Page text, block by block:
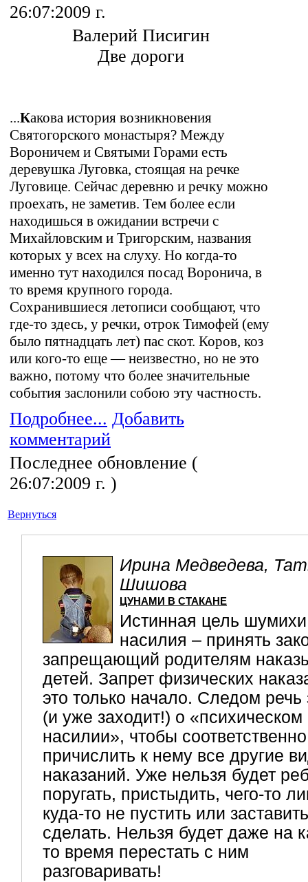
26:07:2009 г.
Валерий Писигин
Две дороги
...Какова история возникновения
Святогорского монастыря? Между
Вороничем и Святыми Горами есть
деревушка Луговка, стоящая на речке
Луговице. Сейчас деревню и речку можно
проехать, не заметив. Тем более если
находишься в ожидании встречи с
Михайловским и Тригорским, названия
которых у всех на слуху. Но когда-то
именно тут находился посад Воронича, в
то время крупного города.
Сохранившиеся летописи сообщают, что
где-то здесь, у речки, отрок Тимофей (ему
было пятнадцать лет) пас скот. Коров, коз
или кого-то еще — неизвестно, но не это
важно, потому что более значительные
события заслонили собою эту частность.
Подробнее... Добавить
комментарий
Последнее обновление (
26:07:2009 г. )
Вернуться
Ирина Медведева,
Шишова
ЦУНАМИ В СТАКАНЕ
Истинная цель шумихи
насилия – принять
запрещающий родителям
детей. Запрет физических
это только начало. Следом речь
(и уже заходит!) о «психическом
насилии», чтобы соответственно
причислить к нему все другие
наказаний. Уже нельзя будет
поругать, пристыдить, чего-то
куда-то не пустить или
сделать. Нельзя будет даже на
то время перестать с ним
разговаривать!